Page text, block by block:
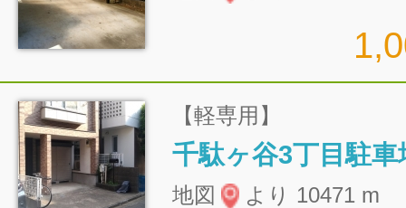
【軽専用】
千駄ヶ谷3丁目駐車
地図 より 10471 m